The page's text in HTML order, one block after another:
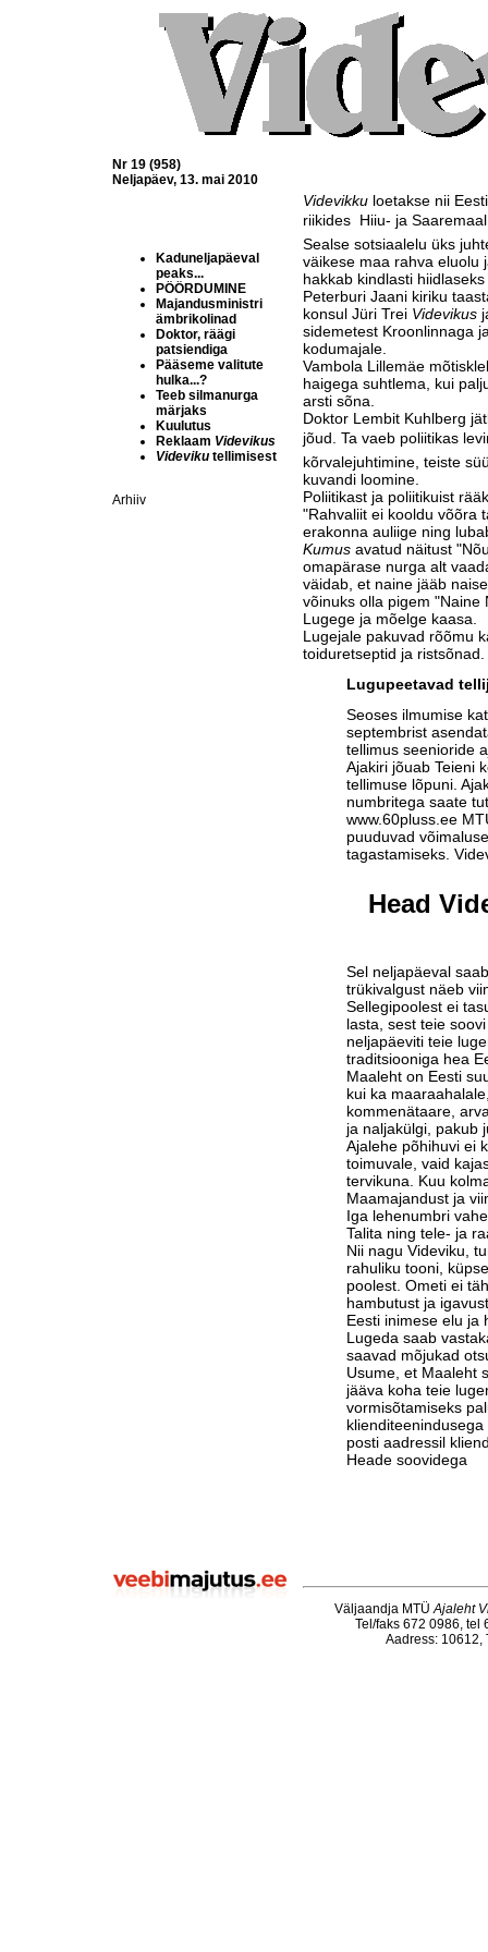
Nr 19 (958)
Neljapäev, 13. mai 2010
Kaduneljapäeval
peaks...
PÖÖRDUMINE
Majandusministri
ämbrikolinad
Doktor, räägi
patsiendiga
Pääseme valitute
hulka...?
Teeb silmanurga
märjaks
Kuulutus
Reklaam Videvikus
Videviku tellimisest
Arhiiv
Videvikku loetakse nii
riikides  Hiiu- ja
Sealse sotsiaalelu üks
väikese maa rahva eluolu
hakkab kindlasti
Peterburi Jaani kiriku
konsul Jüri Trei Videvikus
sidemetest Kroonlinnaga
kodumajale.
Vambola Lillemäe
haigega suhtlema, kui
arsti sõna.
Doktor Lembit Kuhlberg
jõud. Ta vaeb poliitikas
kõrvalejuhtimine, teiste
kuvandi loomine.
Poliitikast ja poliitikuist
"Rahvaliit ei kooldu võõra
erakonna auliige ning
Kumus avatud näitust
omapärase nurga alt
väidab, et naine jääb
võinuks olla pigem "Naine
Lugege ja mõelge kaasa.
Lugejale pakuvad rõõmu
toiduretseptid ja ristsõnad.
Lugupeetavad
Seoses ilmumise
septembrist
tellimus seenioride
Ajakiri jõuab Teieni
tellimuse lõpuni.
numbritega saate
www.60pluss.ee
puuduvad
tagastamiseks.
Head
Sel neljapäeval
trükivalgust näeb
Sellegipoolest ei
lasta, sest teie
neljapäeviti teie
traditsiooniga hea
Maaleht on Eesti
kui ka
kommenätaare,
ja naljakülgi, pakub
Ajalehe põhihuvi ei
toimuvale, vaid
tervikuna. Kuu
Maamajandust ja
Iga lehenumbri
Talita ning tele- ja
Nii nagu Videviku,
rahuliku tooni,
poolest. Ometi ei
hambutust ja
Eesti inimese elu ja
Lugeda saab
saavad mõjukad
Usume, et Maaleht
jääva koha teie
vormisõtamiseks
posti aadressil
Heade soovidega
Väljaandja MTÜAjaleht
Tel/faks 672 0986, tel
Aadress: 10612,